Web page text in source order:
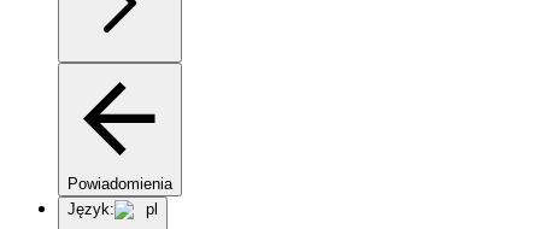
Powiadomienia
Język:
pl